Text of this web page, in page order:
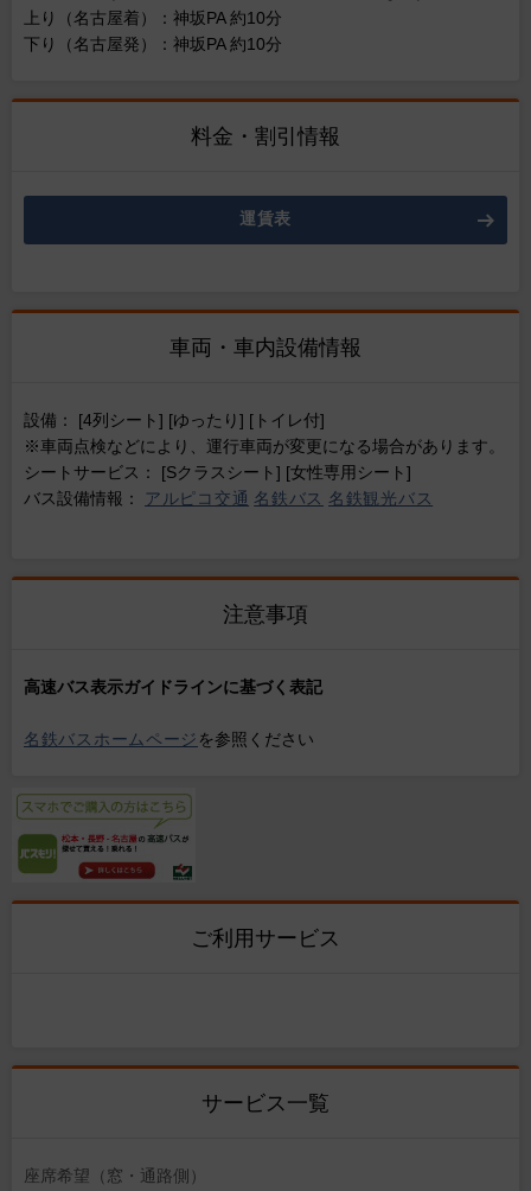
上り（名古屋着）：神坂PA 約10分
下り（名古屋発）：神坂PA 約10分
料金・割引情報
運賃表
車両・車内設備情報
設備： [4列シート] [ゆったり] [トイレ付]
※車両点検などにより、運行車両が変更になる場合があります。
シートサービス： [Sクラスシート] [女性専用シート]
バス設備情報：
アルピコ交通 名鉄バス 名鉄観光バス
注意事項
高速バス表示ガイドラインに基づく表記
名鉄バスホームページ を参照ください
ご利用サービス
サービス一覧
座席希望（窓・通路側）